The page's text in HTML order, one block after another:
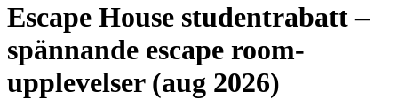
Escape House studentrabatt –
spännande escape room-
upplevelser (aug 2026)